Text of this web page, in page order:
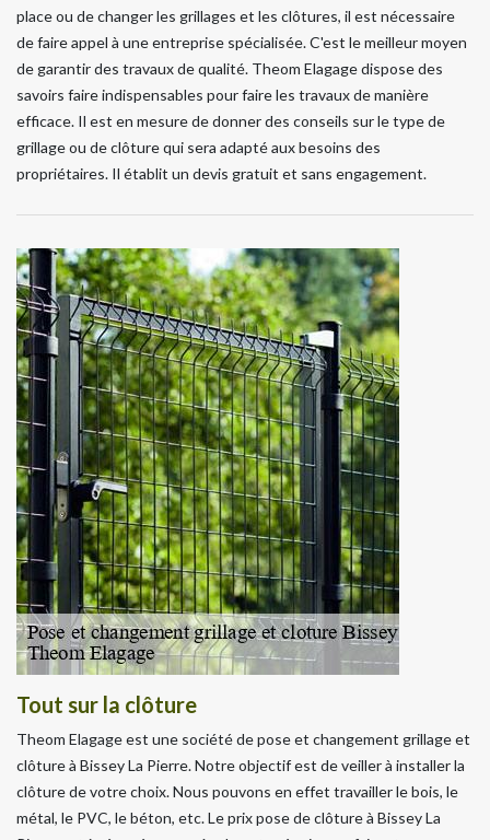
place ou de changer les grillages et les clôtures, il est nécessaire
de faire appel à une entreprise spécialisée. C'est le meilleur moyen
de garantir des travaux de qualité. Theom Elagage dispose des
savoirs faire indispensables pour faire les travaux de manière
efficace. Il est en mesure de donner des conseils sur le type de
grillage ou de clôture qui sera adapté aux besoins des
propriétaires. Il établit un devis gratuit et sans engagement.
Tout sur la clôture
Theom Elagage est une société de pose et changement grillage et
clôture à Bissey La Pierre. Notre objectif est de veiller à installer la
clôture de votre choix. Nous pouvons en effet travailler le bois, le
métal, le PVC, le béton, etc. Le prix pose de clôture à Bissey La